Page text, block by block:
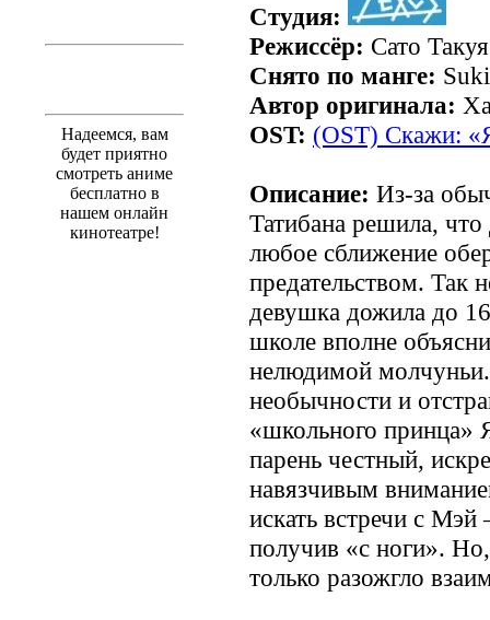
Надеемся, вам
будет приятно
смотреть аниме
бесплатно в
нашем онлайн
кинотеатре!
Студия:
Режиссёр: Сато Такуя
Снято по манге:
Автор оригинала:
OST: (OST) Скажи:
Описание: Из-за
Татибана решила,
любое сближение
предательством. Так
девушка дожила до
школе вполне
нелюдимой
необычности и
«школьного принца»
парень честный,
навязчивым
искать встречи с
получив «с ноги».
только разожгло